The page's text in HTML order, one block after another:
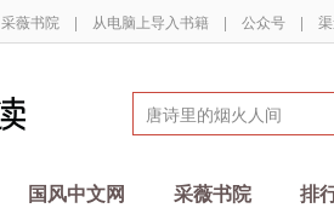
采薇书院 | 从电脑上导入书籍 | 公众号 |
国风中文网 采薇书院 排